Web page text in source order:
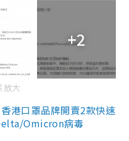
+2
放大
港口罩品牌開賣2款快速
Omicron病毒